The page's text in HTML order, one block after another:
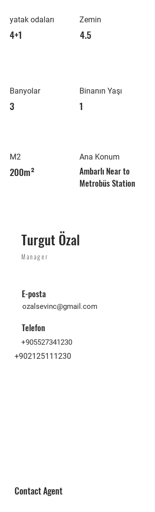
yatak odaları
4+1
Banyolar
3
M2
200m²
Zemin
4.5
Binanın Yaşı
1
Ana Konum
Ambarlı Near to
Metrobüs Station
Turgut Özal
Manager
E-posta
ozalsevinc@gmail.com
Telefon
+905527341230
+902125111230
Contact Agent